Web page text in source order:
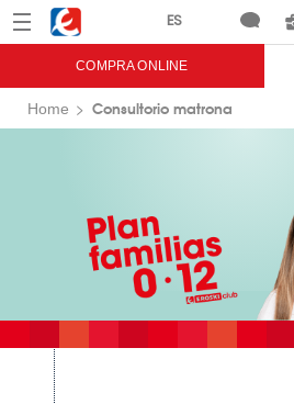
Menú Eroski
COMPRA ONLINE
Home Consultorio matrona